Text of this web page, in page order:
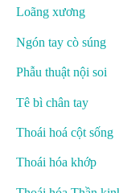
Loãng xương
Ngón tay cò súng
Phẫu thuật nội soi
Tê bì chân tay
Thoái hoá cột sống
Thoái hóa khớp